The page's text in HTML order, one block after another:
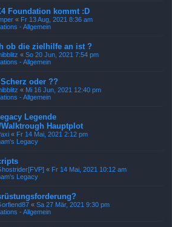
Foundation kommt :D
« Fr 13 Aug, 2021 8:36 am
- Allgemein
ob die zielhilfe an ist ?
« So 20 Jun, 2021 7:54 pm
- Allgemein
oder ??
« Mi 16 Jun, 2021 12:40 pm
- Allgemein
Legende
Hauptplot
« Fr 14 Mai, 2021 2:12 pm
Legacy
« Fr 14 Mai, 2021 10:12 am
Legacy
« Sa 27 Mär, 2021 9:30 pm
- Allgemein